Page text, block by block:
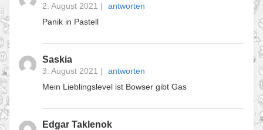
2. August 2021 |
antworten
Panik in Pastell
Saskia
3. August 2021 |
antworten
Mein Lieblingslevel ist Bowser gibt Gas
Edgar Taklenok